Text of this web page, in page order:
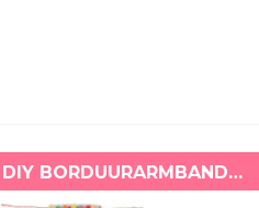
TOPMODEL DIY BORDUURARMBANDEN SET